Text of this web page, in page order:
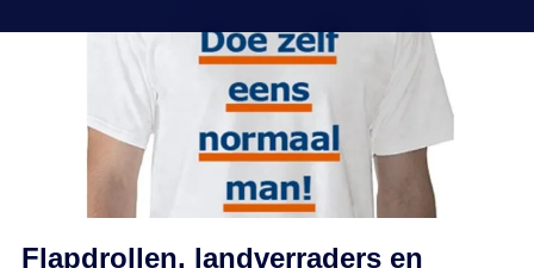
Flapdrollen, landverraders en